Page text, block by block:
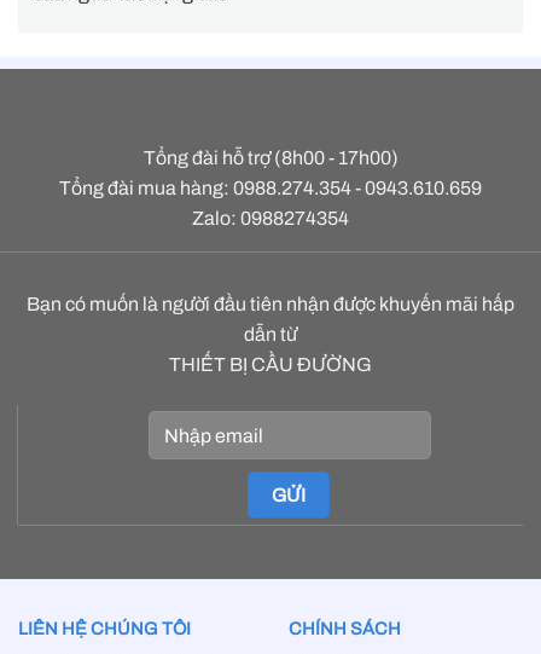
Tổng đài hỗ trợ (8h00 - 17h00)
Tổng đài mua hàng: 0988.274.354 - 0943.610.659
Zalo: 0988274354
Bạn có muốn là người đầu tiên nhận được khuyến mãi hấp
dẫn từ
THIẾT BỊ CẦU ĐƯỜNG
LIÊN HỆ CHÚNG TÔI
CHÍNH SÁCH